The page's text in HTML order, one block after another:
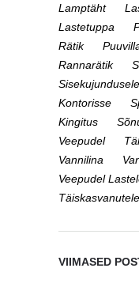
Lamptäht
Lastetuppa
Rätik
Rannarätik
Kontorisse
Kingitus
Veepudel
Vannilina
Veepudel
Täiskasvanutele
VIIMASED